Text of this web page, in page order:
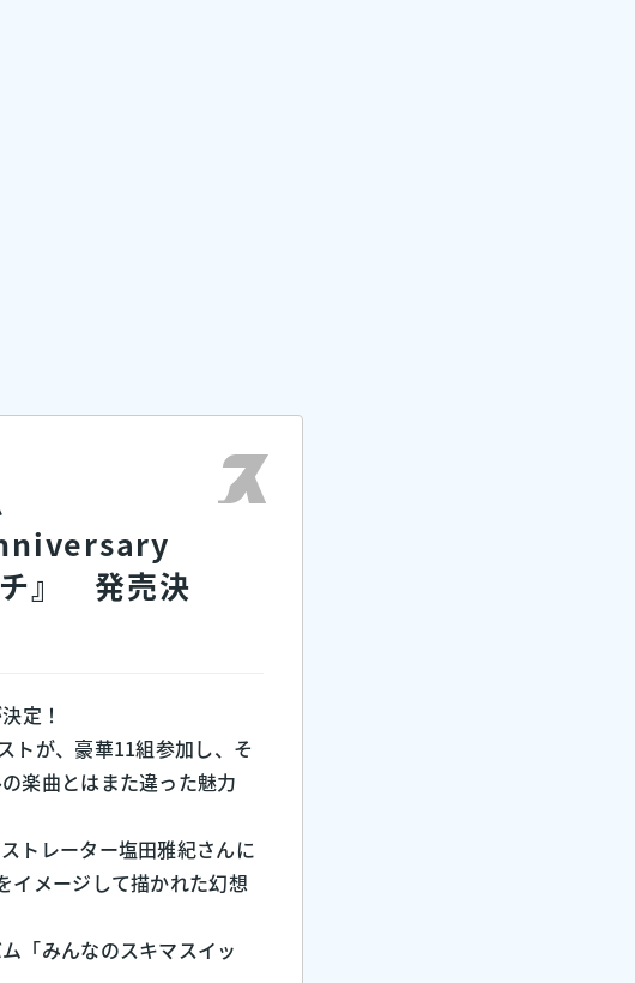
』 発売決
定！
トが、豪華11組参加し、そ
楽曲とはまた違った魅力
トレーター塩田雅紀さんに
イメージして描かれた幻想
「みんなのスキマスイッ